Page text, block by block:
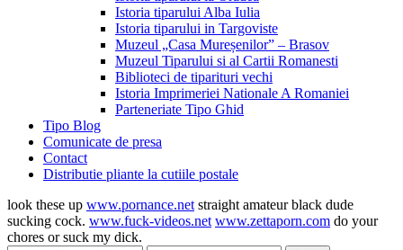
Istoria tiparului Alba Iulia
Istoria tiparului in Targoviste
Muzeul „Casa Mureșenilor” – Brasov
Muzeul Tiparului si al Cartii Romanesti
Biblioteci de tiparituri vechi
Istoria Imprimeriei Nationale A Romaniei
Parteneriate Tipo Ghid
Tipo Blog
Comunicate de presa
Contact
Distributie pliante la cutiile postale
look these up www.pornance.net straight amateur black dude
sucking cock. www.fuck-videos.net www.zettaporn.com do your
chores or suck my dick.